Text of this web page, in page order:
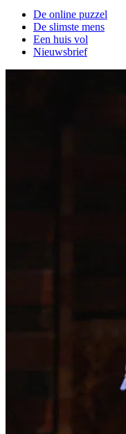
De online puzzel
De slimste mens
Een huis vol
Nieuwsbrief